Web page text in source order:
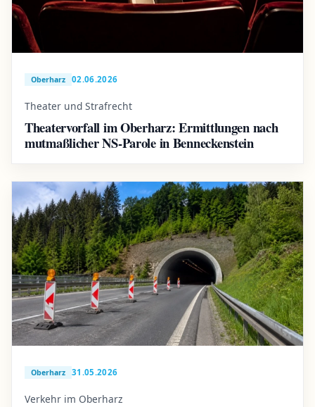
Oberharz 02.06.2026
Theater und Strafrecht
Theatervorfall im Oberharz: Ermittlungen nach
mutmaßlicher NS-Parole in Benneckenstein
Oberharz 31.05.2026
Verkehr im Oberharz